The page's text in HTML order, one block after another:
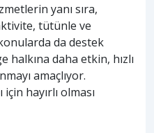
yanı sıra,
tütünle ve
da destek
halkına daha etkin, hızlı
amaçlıyor.
hayırlı olması